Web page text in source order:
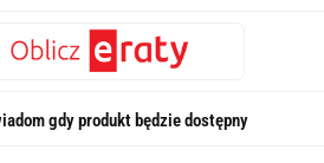
gdy produkt będzie dostępny